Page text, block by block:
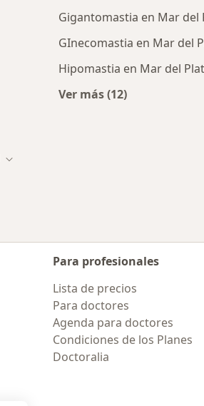
Gigantomastia en Mar del
GInecomastia en Mar del
Hipomastia en Mar del
Ver más (12)
Cambiar de ciudad
Para profesionales
Lista de precios
Para doctores
Agenda para doctores
Condiciones de los Planes
Doctoralia